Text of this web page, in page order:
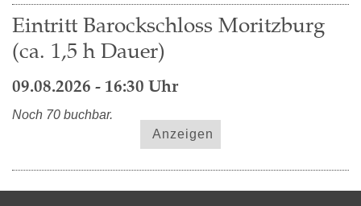
Eintritt Barockschloss Moritzburg
(ca. 1,5 h Dauer)
09.08.2026 - 16:30 Uhr
Noch 70 buchbar.
Anzeigen